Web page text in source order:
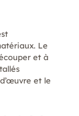
Le
et à
et le